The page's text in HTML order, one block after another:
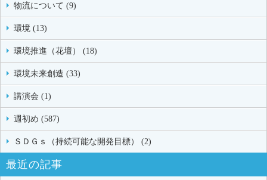
物流について (9)
環境 (13)
環境推進（花壇） (18)
環境未来創造 (33)
講演会 (1)
週初め (587)
ＳＤＧｓ（持続可能な開発目標） (2)
最近の記事